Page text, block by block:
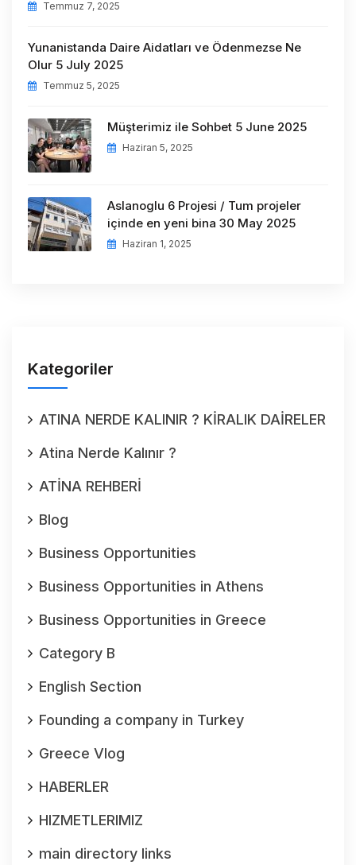
Temmuz 7, 2025
Yunanistanda Daire Aidatları ve Ödenmezse Ne
Olur 5 July 2025
Temmuz 5, 2025
Müşterimiz ile Sohbet 5 June 2025
Haziran 5, 2025
Aslanoglu 6 Projesi / Tum projeler
içinde en yeni bina 30 May 2025
Haziran 1, 2025
Kategoriler
ATINA NERDE KALINIR ? KİRALIK DAİRELER
Atina Nerde Kalınır ?
ATİNA REHBERİ
Blog
Business Opportunities
Business Opportunities in Athens
Business Opportunities in Greece
Category B
English Section
Founding a company in Turkey
Greece Vlog
HABERLER
HIZMETLERIMIZ
main directory links